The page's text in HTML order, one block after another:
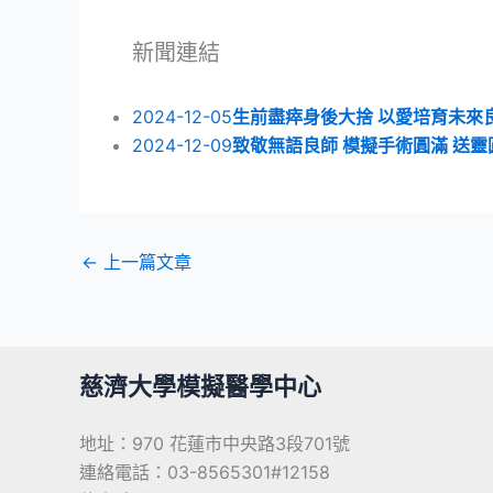
新聞連結
2024-12-05生前盡瘁身後大捨 以愛培育未來
2024-12-09致敬無語良師 模擬手術圓滿 送
← 上一篇文章
慈濟大學模擬醫學中心
地址：970 花蓮市中央路3段701號
連絡電話：03-8565301#12158